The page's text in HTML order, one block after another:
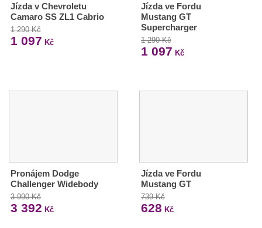
Jízda v Chevroletu
Camaro SS ZL1 Cabrio
1 290 Kč
1 097 Kč
Jízda ve Fordu
Mustang GT
Supercharger
1 290 Kč
1 097 Kč
Pronájem Dodge
Challenger Widebody
3 990 Kč
3 392 Kč
Jízda ve Fordu
Mustang GT
739 Kč
628 Kč